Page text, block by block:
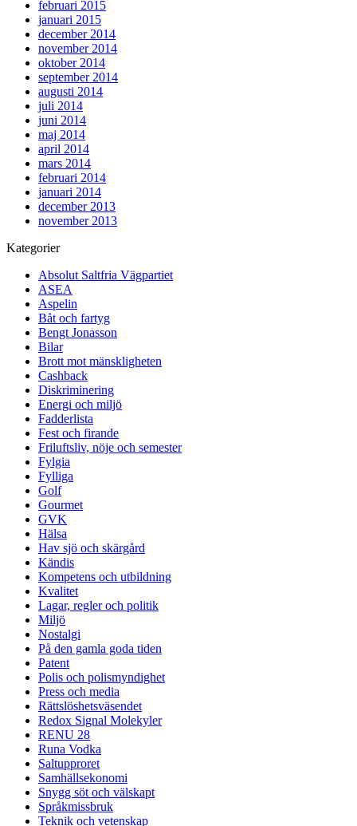
februari 2015
januari 2015
december 2014
november 2014
oktober 2014
september 2014
augusti 2014
juli 2014
juni 2014
maj 2014
april 2014
mars 2014
februari 2014
januari 2014
december 2013
november 2013
Kategorier
Absolut Saltfria Vägpartiet
ASEA
Aspelin
Båt och fartyg
Bengt Jonasson
Bilar
Brott mot mänskligheten
Cashback
Diskriminering
Energi och miljö
Fadderlista
Fest och firande
Friluftsliv, nöje och semester
Fylgia
Fylliga
Golf
Gourmet
GVK
Hälsa
Hav sjö och skärgård
Kändis
Kompetens och utbildning
Kvalitet
Lagar, regler och politik
Miljö
Nostalgi
På den gamla goda tiden
Patent
Polis och polismyndighet
Press och media
Rättslöshetsväsendet
Redox Signal Molekyler
RENU 28
Runa Vodka
Saltupproret
Samhällsekonomi
Snygg söt och välskapt
Språkmissbruk
Teknik och vetenskap